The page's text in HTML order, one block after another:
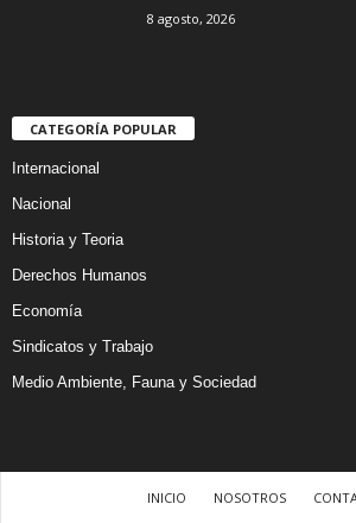
8 agosto, 2026
CATEGORÍA POPULAR
Internacional
Nacional
Historia y Teoria
Derechos Humanos
Economía
Sindicatos y Trabajo
Medio Ambiente, Fauna y Sociedad
INICIO NOSOTROS